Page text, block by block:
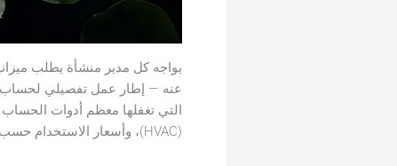
يواجه كل مدير منشأة يطلب
التي تغفلها معظم أدوات الحساب
(HVAC)، وأسعار الاستخدام حسب الوقت. في النهاية، سيكون لديك دراسة جدوى قابلة للدفاع عنها تتحدث لغة المالية، وليس الهندسة فقط.